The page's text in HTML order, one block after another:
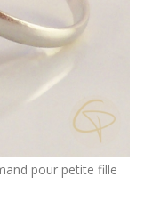
pour petite fille